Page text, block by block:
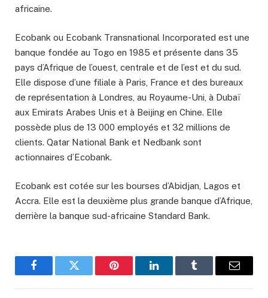
africaine.
Ecobank ou Ecobank Transnational Incorporated est une
banque fondée au Togo en 1985 et présente dans 35
pays d’Afrique de l’ouest, centrale et de l’est et du sud.
Elle dispose d’une filiale à Paris, France et des bureaux
de représentation à Londres, au Royaume-Uni, à Dubaï
aux Emirats Arabes Unis et à Beijing en Chine. Elle
possède plus de 13 000 employés et 32 millions de
clients. Qatar National Bank et Nedbank sont
actionnaires d’Ecobank.
Ecobank est cotée sur les bourses d’Abidjan, Lagos et
Accra. Elle est la deuxième plus grande banque d’Afrique,
derrière la banque sud-africaine Standard Bank.
FacebookTwitter Pinterest LinkedInTumblr Email